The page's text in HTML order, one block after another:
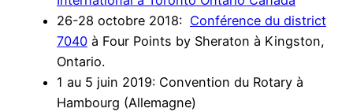
26-28 octobre 2018: Conférence du district
7040 à Four Points by Sheraton à Kingston,
Ontario.
1 au 5 juin 2019: Convention du Rotary à
Hambourg (Allemagne)